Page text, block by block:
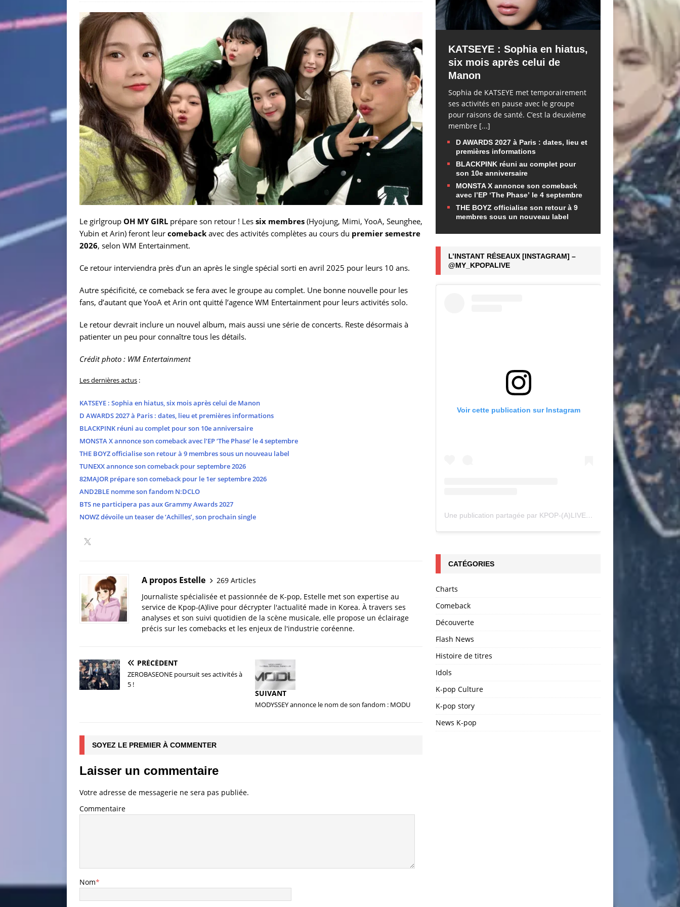
Le girlgroup OH MY GIRL prépare son retour ! Les six membres (Hyojung, Mimi, YooA, Seunghee,
Yubin et Arin) feront leur comeback avec des activités complètes au cours du premier semestre
2026, selon WM Entertainment.
Ce retour interviendra près d’un an après le single spécial sorti en avril 2025 pour leurs 10 ans.
Autre spécificité, ce comeback se fera avec le groupe au complet. Une bonne nouvelle pour les
fans, d’autant que YooA et Arin ont quitté l’agence WM Entertainment pour leurs activités solo.
Le retour devrait inclure un nouvel album, mais aussi une série de concerts. Reste désormais à
patienter un peu pour connaître tous les détails.
Crédit photo : WM Entertainment
Les dernières actus :
KATSEYE : Sophia en hiatus, six mois après celui de Manon
D AWARDS 2027 à Paris : dates, lieu et premières informations
BLACKPINK réuni au complet pour son 10e anniversaire
MONSTA X annonce son comeback avec l’EP ‘The Phase’ le 4 septembre
THE BOYZ officialise son retour à 9 membres sous un nouveau label
TUNEXX annonce son comeback pour septembre 2026
82MAJOR prépare son comeback pour le 1er septembre 2026
AND2BLE nomme son fandom N:DCLO
BTS ne participera pas aux Grammy Awards 2027
NOWZ dévoile un teaser de ‘Achilles’, son prochain single
A propos Estelle
269 Articles
Journaliste spécialisée et passionnée de K-pop, Estelle met son expertise au
service de Kpop-(A)live pour décrypter l'actualité made in Korea. À travers ses
analyses et son suivi quotidien de la scène musicale, elle propose un éclairage
précis sur les comebacks et les enjeux de l'industrie coréenne.
PRÉCÉDENT
ZEROBASEONE poursuit ses activités à
5 !
SUIVANT
MODYSSEY annonce le nom de son fandom : MODU
SOYEZ LE PREMIER À COMMENTER
Laisser un commentaire
Votre adresse de messagerie ne sera pas publiée.
Commentaire
Nom*
KATSEYE : Sophia en hiatus,
six mois après celui de
Manon
Sophia de KATSEYE met temporairement
ses activités en pause avec le groupe
pour raisons de santé. C’est la deuxième
membre [...]
D AWARDS 2027 à Paris : dates, lieu et
premières informations
BLACKPINK réuni au complet pour
son 10e anniversaire
MONSTA X annonce son comeback
avec l’EP ‘The Phase’ le 4 septembre
THE BOYZ officialise son retour à 9
membres sous un nouveau label
L’INSTANT RÉSEAUX [INSTAGRAM] –
@MY_KPOPALIVE
Voir cette publication sur Instagram
Une publication partagée par KPOP-(A)LIVE (@my_kpopalive)
CATÉGORIES
Charts
Comeback
Découverte
Flash News
Histoire de titres
Idols
K-pop Culture
K-pop story
News K-pop